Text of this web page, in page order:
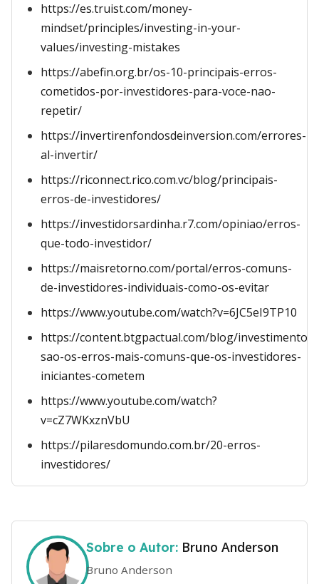
https://es.truist.com/money-
mindset/principles/investing-in-your-
values/investing-mistakes
https://abefin.org.br/os-10-principais-erros-
cometidos-por-investidores-para-voce-nao-
repetir/
https://invertirenfondosdeinversion.com/errores-
al-invertir/
https://riconnect.rico.com.vc/blog/principais-
erros-de-investidores/
https://investidorsardinha.r7.com/opiniao/erros-
que-todo-investidor/
https://maisretorno.com/portal/erros-comuns-
de-investidores-individuais-como-os-evitar
https://www.youtube.com/watch?v=6JC5eI9TP10
https://content.btgpactual.com/blog/
sao-os-erros-mais-comuns-que-os-investidores-
iniciantes-cometem
https://www.youtube.com/watch?
v=cZ7WKxznVbU
https://pilaresdomundo.com.br/20-erros-
investidores/
Sobre o Autor: Bruno Anderson
Bruno Anderson